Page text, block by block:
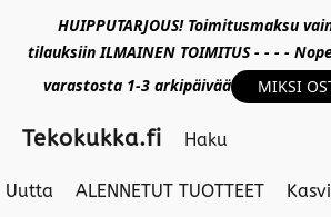
HUIPPUTARJOUS! Toimitusmaksu
tilauksiin ILMAINEN TOIMITUS - - - -
varastosta 1-3 arkipäivää
MIKSI
Tekokukka.fi
Uutta ALENNETUT TUOTTEET